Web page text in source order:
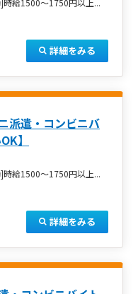
詳細をみる
派遣・コンビニバ
】
給1500～1750円以上...
詳細をみる